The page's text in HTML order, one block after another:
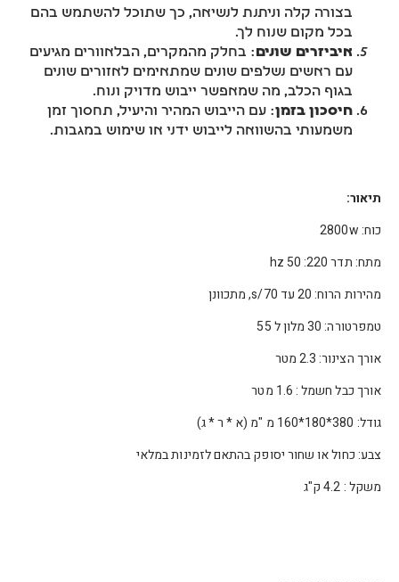
בצורה קלה וניתנת לנשיאה, כך שתוכל להשתמש בהם
בכל מקום שנוח לך.
איביזרים שונים: בחלק מהמקרים, הבלאוורים מגיעים
עם ראשים נשלפים שונים שמתאימים לאזורים שונים
בגוף הכלב, מה שמאפשר ייבוש מדויק ונוח.
חיסכון בזמן: עם הייבוש המהיר והיעיל, תחסוך זמן
משמעותי בהשוואה לייבוש ידני או שימוש במגבות.
תיאור:
כוח: 2800w
מתח: תדר 220: 50 hz
מהירות הרוח: 20 עד 70/s, מתכוונן
טמפרטורה: 30 מלון ל 55
אורך הצינור: 2.3 מטר
אורך כבל חשמל : 1.6 מטר
גודל: 380*180*160 מ "מ (א * ר * ג)
צבע: כחול או שחור יסופק בהתאם לזמינות במלאי
משקל : 4.2 ק"ג